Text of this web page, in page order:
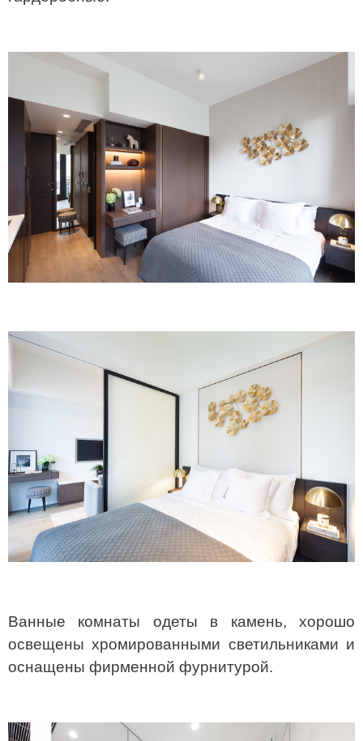
Ванные комнаты одеты в камень, хорошо
освещены хромированными светильниками и
оснащены фирменной фурнитурой.